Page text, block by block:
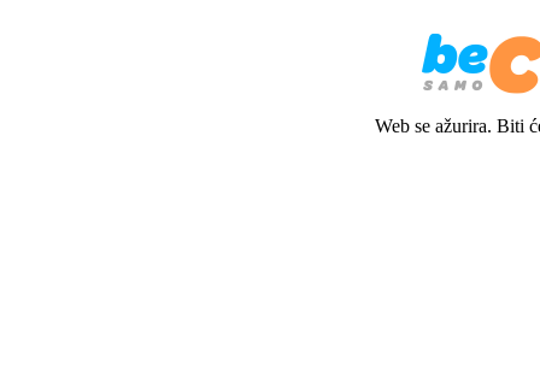
Web se ažurira. Biti